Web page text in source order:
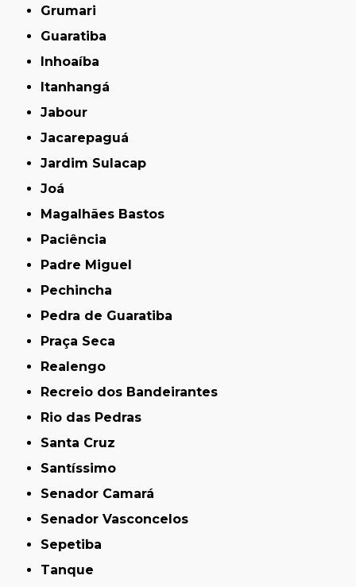
Grumari
Guaratiba
Inhoaíba
Itanhangá
Jabour
Jacarepaguá
Jardim Sulacap
Joá
Magalhães Bastos
Paciência
Padre Miguel
Pechincha
Pedra de Guaratiba
Praça Seca
Realengo
Recreio dos Bandeirantes
Rio das Pedras
Santa Cruz
Santíssimo
Senador Camará
Senador Vasconcelos
Sepetiba
Tanque